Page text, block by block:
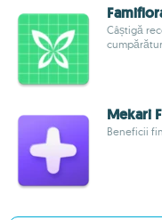
Câștigă
Mekari
Beneficii